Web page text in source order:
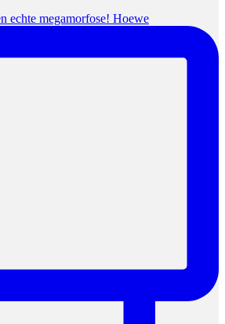
echte megamorfose! Hoewe